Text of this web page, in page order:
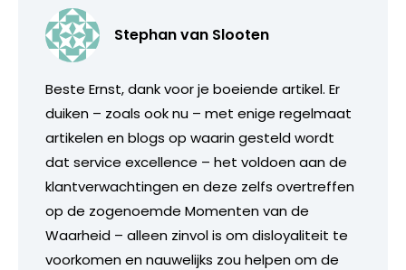
Stephan van Slooten
Beste Ernst, dank voor je boeiende artikel. Er
duiken – zoals ook nu – met enige regelmaat
artikelen en blogs op waarin gesteld wordt
dat service excellence – het voldoen aan de
klantverwachtingen en deze zelfs overtreffen
op de zogenoemde Momenten van de
Waarheid – alleen zinvol is om disloyaliteit te
voorkomen en nauwelijks zou helpen om de